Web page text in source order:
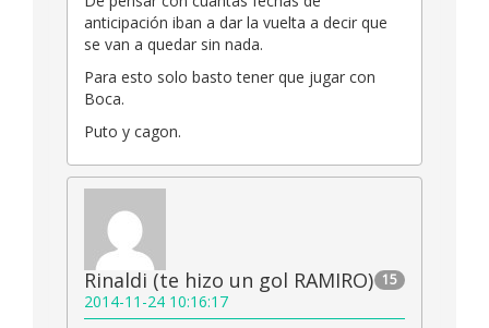
anticipación iban a dar la vuelta a decir que
se van a quedar sin nada.
Para esto solo basto tener que jugar con
Boca.
Puto y cagon.
15
Rinaldi (te hizo un gol RAMIRO)
2014-11-24 10:16:17